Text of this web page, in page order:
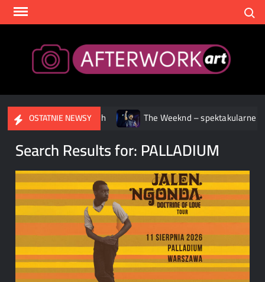
Skip
OSTATNIE NEWSYThe Weeknd – spektakularne widowisko
Search Results for:PALLADIUM